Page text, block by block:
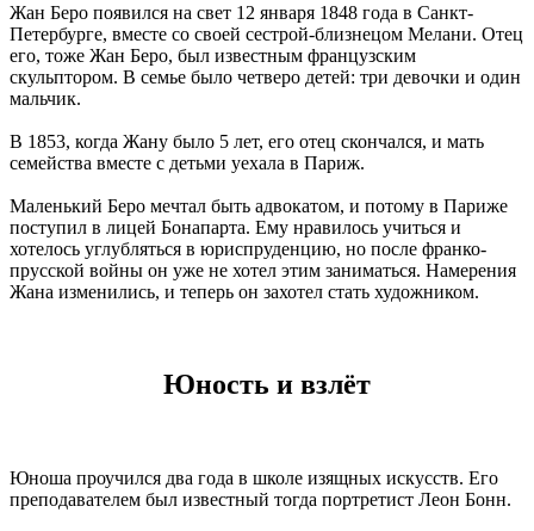
Жан Беро появился на свет 12 января 1848 года в Санкт-
Петербурге, вместе со своей сестрой-близнецом Мелани. Отец
его, тоже Жан Беро, был известным французским
скульптором. В семье было четверо детей: три девочки и один
мальчик.
В 1853, когда Жану было 5 лет, его отец скончался, и мать
семейства вместе с детьми уехала в Париж.
Маленький Беро мечтал быть адвокатом, и потому в Париже
поступил в лицей Бонапарта. Ему нравилось учиться и
хотелось углубляться в юриспруденцию, но после франко-
прусской войны он уже не хотел этим заниматься. Намерения
Жана изменились, и теперь он захотел стать художником.
Юность и взлёт
Юноша проучился два года в школе изящных искусств. Его
преподавателем был известный тогда портретист Леон Бонн.